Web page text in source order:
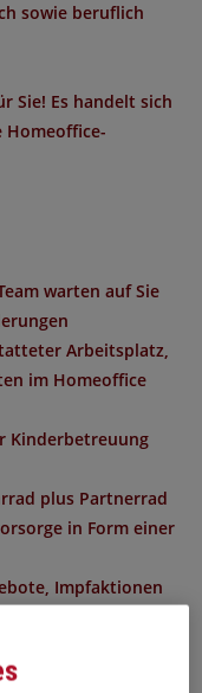
sowie beruflich
Sie! Es handelt sich
Homeoffice-
warten auf Sie
Arbeitsplatz,
im Homeoffice
Kinderbetreuung
plus Partnerrad
in Form einer
Impfaktionen
sowie Kultur-